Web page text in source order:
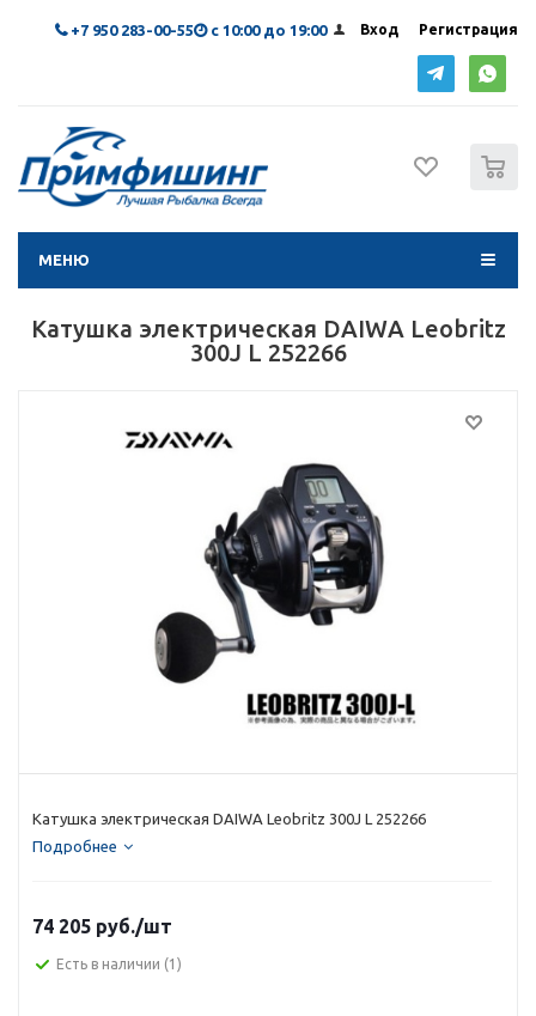
Вход Регистрация
+7 950 283-00-55 с 10:00 до 19:00
МЕНЮ
Катушка электрическая DAIWA Leobritz
300J L 252266
Катушка электрическая DAIWA Leobritz 300J L 252266
Подробнее
74 205 руб./шт
Есть в наличии (1)